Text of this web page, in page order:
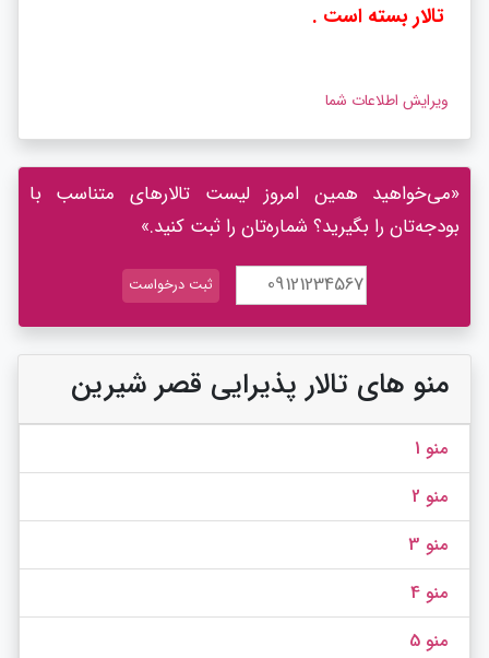
تالار بسته است .
ویرایش اطلاعات شما
«می‌خواهید همین امروز لیست تالارهای متناسب با
بودجه‌تان را بگیرید؟ شماره‌تان را ثبت کنید.»
منو های تالار پذیرایی قصر شیرین
منو 1
منو 2
منو 3
منو 4
منو 5